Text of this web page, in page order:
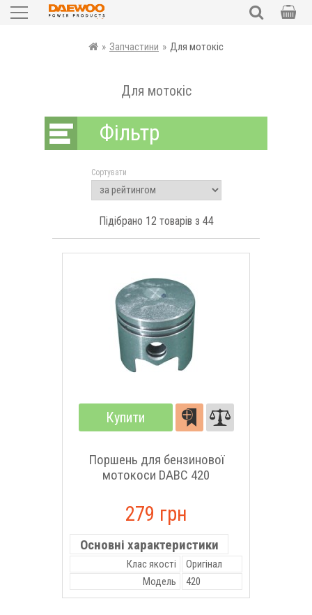
Садова техніка
Автотовари
Запчастини
Аксесуари та комплектуючі
Уцінка
» Запчастини » Для мотокіс
Для мотокіс
Фільтр
Сортувати
Підібрано 12 товарів з 44
Купити
Поршень для бензинової
мотокоси DABC 420
279 грн
Основні характеристики
Клас якості
Оригінал
Модель
420